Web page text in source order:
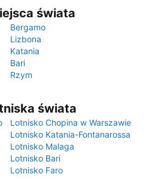
świata
Bergamo
Lizbona
Katania
Bari
Rzym
świata
Lotnisko Chopina w Warszawie
Lotnisko Katania-Fontanarossa
Lotnisko Malaga
Lotnisko Bari
Lotnisko Faro